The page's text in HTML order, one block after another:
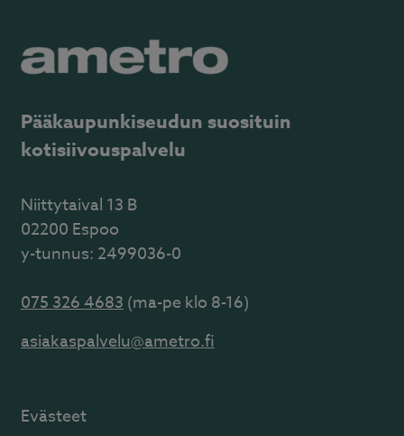
Pääkaupunkiseudun suosituin
kotisiivouspalvelu
Niittytaival 13 B
02200 Espoo
y-tunnus: 2499036-0
075 326 4683(ma-pe klo 8-16)
asiakaspalvelu@ametro.fi
Evästeet